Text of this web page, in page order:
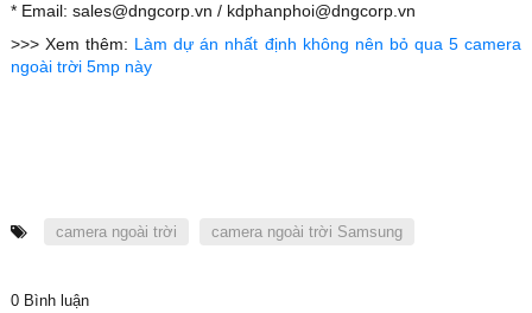
* Email: sales@dngcorp.vn / kdphanphoi@dngcorp.vn
>>> Xem thêm: Làm dự án nhất định không nên bỏ qua 5 camera
ngoài trời 5mp này
camera ngoài trời camera ngoài trời Samsung
0 Bình luận